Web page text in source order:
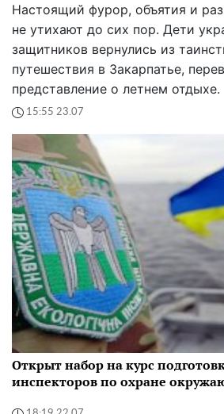
Настоящий фурор, объятия и
не утихают до сих пор. Дети
защитников вернулись из
путешествия в Закарпатье,
представление о летнем отдыхе.
15:55 23.07
Открыт набор на курс
инспекторов по охране